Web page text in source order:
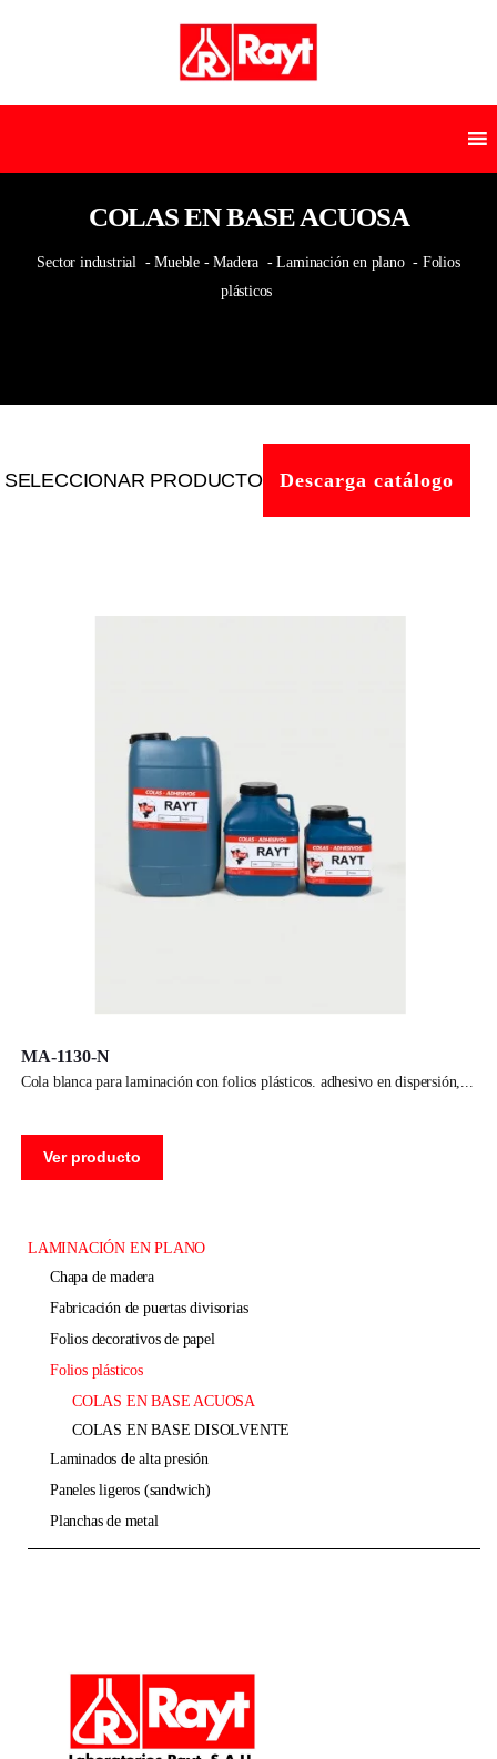
COLAS EN BASE ACUOSA
Sector industrial - Mueble - Madera - Laminación en plano - Folios
plásticos
SELECCIONAR PRODUCTO Descarga catálogo
MA-1130-N
cola blanca para laminación con folios plásticos. adhesivo en dispersión,
Ver producto
LAMINACIÓN EN PLANO
chapa de madera
fabricación de puertas divisorias
folios decorativos de papel
folios plásticos
COLAS EN BASE ACUOSA
COLAS EN BASE DISOLVENTE
laminados de alta presión
paneles ligeros (sandwich)
planchas de metal